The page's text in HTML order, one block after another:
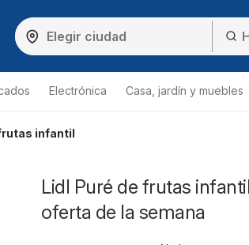
Electrónica Casa, jardín y muebles
infantil
Lidl Puré de frutas
oferta de la semana